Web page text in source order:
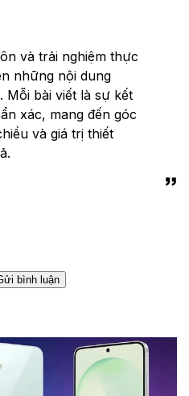
và trải nghiệm thực
những nội dung
Mỗi bài viết là sự kết
xác, mang đến góc
và giá trị thiết
bình luận